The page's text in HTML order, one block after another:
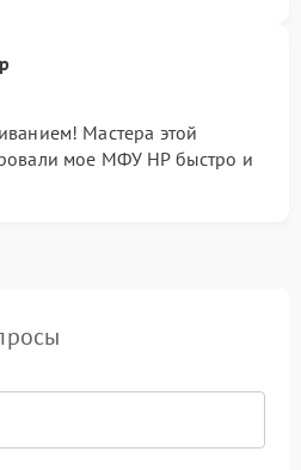
Мастера этой
мое МФУ HP быстро и